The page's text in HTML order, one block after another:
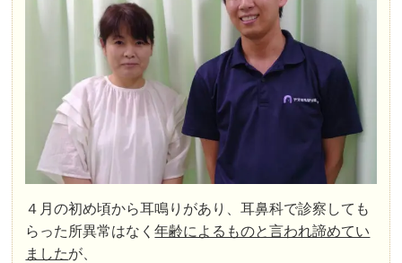
４月の初め頃から耳鳴りがあり、耳鼻科で診察しても
らった所異常はなく年齢によるものと言われ諦めてい
ましたが、